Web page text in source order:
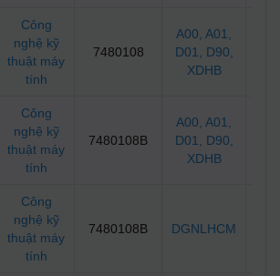
Công
nghệ kỹ
thuật máy
tính
7480108
A00 , A01
D01
, D90
XDHB
Công
nghệ kỹ
thuật máy
tính
7480108B
A00 , A01
D01
, D90
XDHB
Công
nghệ kỹ
thuật máy
tính
7480108B DGNLHCM